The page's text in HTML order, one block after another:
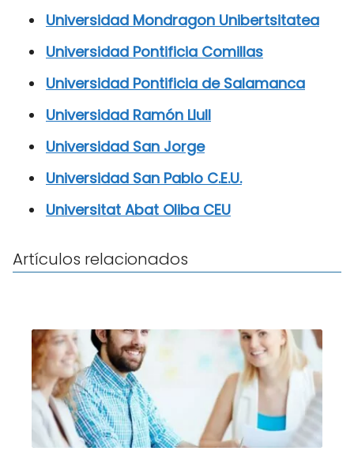
Universidad Mondragon Unibertsitatea
Universidad Pontificia Comillas
Universidad Pontificia de Salamanca
Universidad Ramón Llull
Universidad San Jorge
Universidad San Pablo C.E.U.
Universitat Abat Oliba CEU
Artículos relacionados